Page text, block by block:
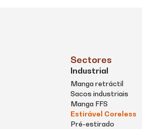
Sectores
Industrial
Manga retráctil
Sacos industriais
Manga FFS
Estirável Coreless
Pré-estirado